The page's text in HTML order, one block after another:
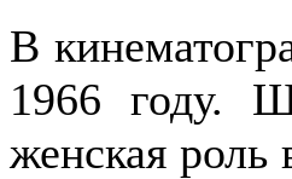
В
1966 году.
женская